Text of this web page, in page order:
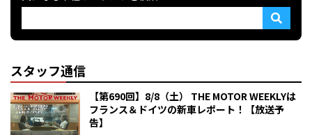
スタッフ通信
【第690回】8/8（土） THE MOTOR WEEKLYは
フランス＆ドイツの新車レポート！【放送予
告】